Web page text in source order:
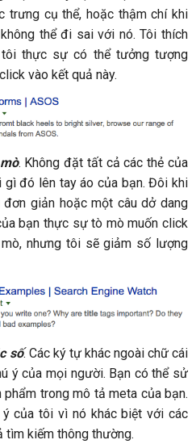
trưng cụ thể, hoặc thậm chí khi
thể đi sai với nó. Tôi thích
thực sự có thể tưởng tượng
vào kết quả này.
. Không đặt tất cả các thẻ của
gì đó lên tay áo của bạn. Đôi khi
giản hoặc một câu dở dang
bạn thực sự tò mò muốn click
nhưng tôi sẽ giảm số lượng
số. Các ký tự khác ngoài chữ cái
ý của mọi người. Bạn có thể sử
trong mô tả meta của bạn.
của tôi vì nó khác biệt với các
tìm kiếm thông thường.